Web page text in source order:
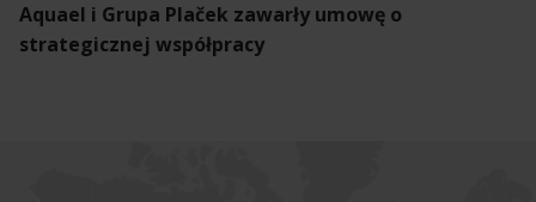
Aquael i Grupa Plaček zawarły umowę o
strategicznej współpracy